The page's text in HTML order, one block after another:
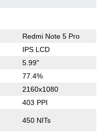
Redmi Note 5 Pro
IPS LCD
5.99"
77.4%
2160x1080
403 PPI
450 NITs